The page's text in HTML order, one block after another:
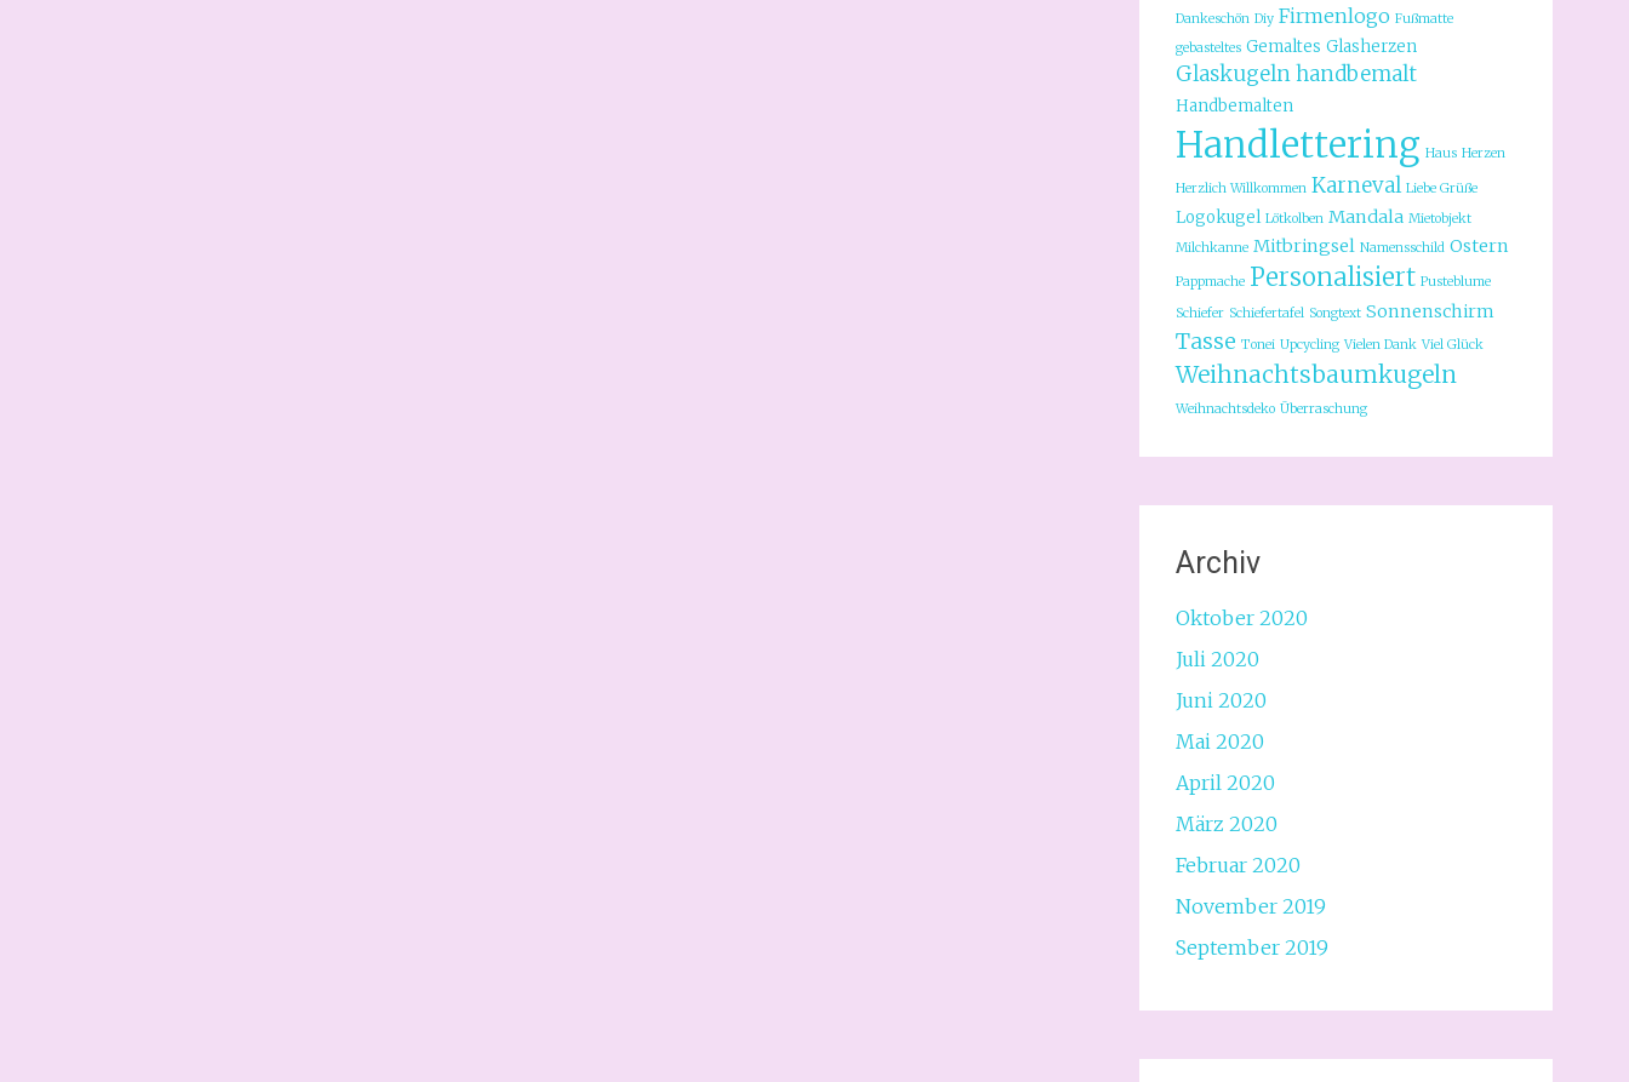
Dankeschön Diy Firmenlogo Fußmatte
gebasteltes Gemaltes Glasherzen
Glaskugelnhandbemalt
Handbemalten
Handlettering Haus Herzen
Herzlich Willkommen Karneval Liebe Grüße
Logokugel Lötkolben Mandala Mietobjekt
Milchkanne Mitbringsel Namensschild Ostern
Pappmache Personalisiert Pusteblume
Schiefer Schiefertafel Songtext Sonnenschirm
Tasse Tonei Upcycling Vielen Dank Viel Glück
Weihnachtsbaumkugeln
Weihnachtsdeko Überraschung
Archiv
Oktober 2020
Juli 2020
Juni 2020
Mai 2020
April 2020
März 2020
Februar 2020
November 2019
September 2019